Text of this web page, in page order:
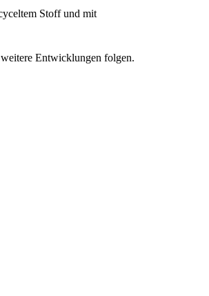
Stoff und mit
Entwicklungen folgen.